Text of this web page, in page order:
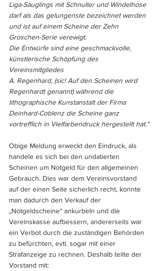
Liga-Säuglings mit Schnuller und Windelhose
darf als das gelungenste bezeichnet werden
und ist auf einem Scheine der Zehn
Groschen-Serie verewigt.
Die Entwürfe sind eine geschmackvolle,
künstlerische Schöpfung des
Vereinsmitgliedes
A. Regenhard, (sic! Auf den Scheinen wird
Regenhardt genannt) während die
lithographische Kunstanstalt der Firma
Deinhard-Coblenz die Scheine ganz
vortrefflich in Vielfarbendruck hergestellt hat."
Obige Meldung erweckt den Eindruck, als
handele es sich bei den undatierten
Scheinen um Notgeld für den allgemeinen
Gebrauch. Dies war dem Vereinsvorstand
auf der einen Seite sicherlich recht, konnte
man dadurch den Verkauf der
„Notgeldscheine“ ankurbeln und die
Vereinskasse aufbessern, andererseits war
ein Verbot durch die zuständigen Behörden
zu befürchten, evtl. sogar mit einer
Strafanzeige zu rechnen. Deshalb teilte der
Vorstand mit: